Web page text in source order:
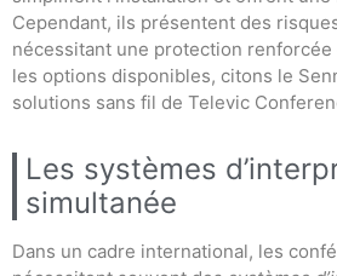
Cependant, ils présentent des
nécessitant une protection renforcée
les options disponibles, citons le
solutions sans fil de Televic
Les systèmes
simultanée
Dans un cadre international, les